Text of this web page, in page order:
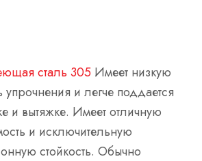
сталь 305 Имеет низкую
упрочнения и легче поддается
и вытяжке. Имеет отличную
и исключительную
стойкость. Обычно